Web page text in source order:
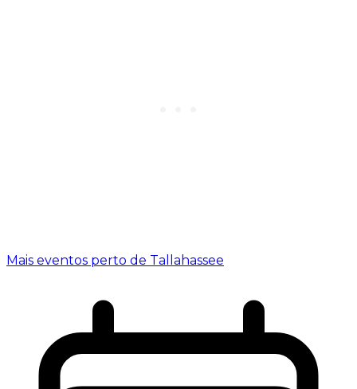
Mais eventos perto de Tallahassee